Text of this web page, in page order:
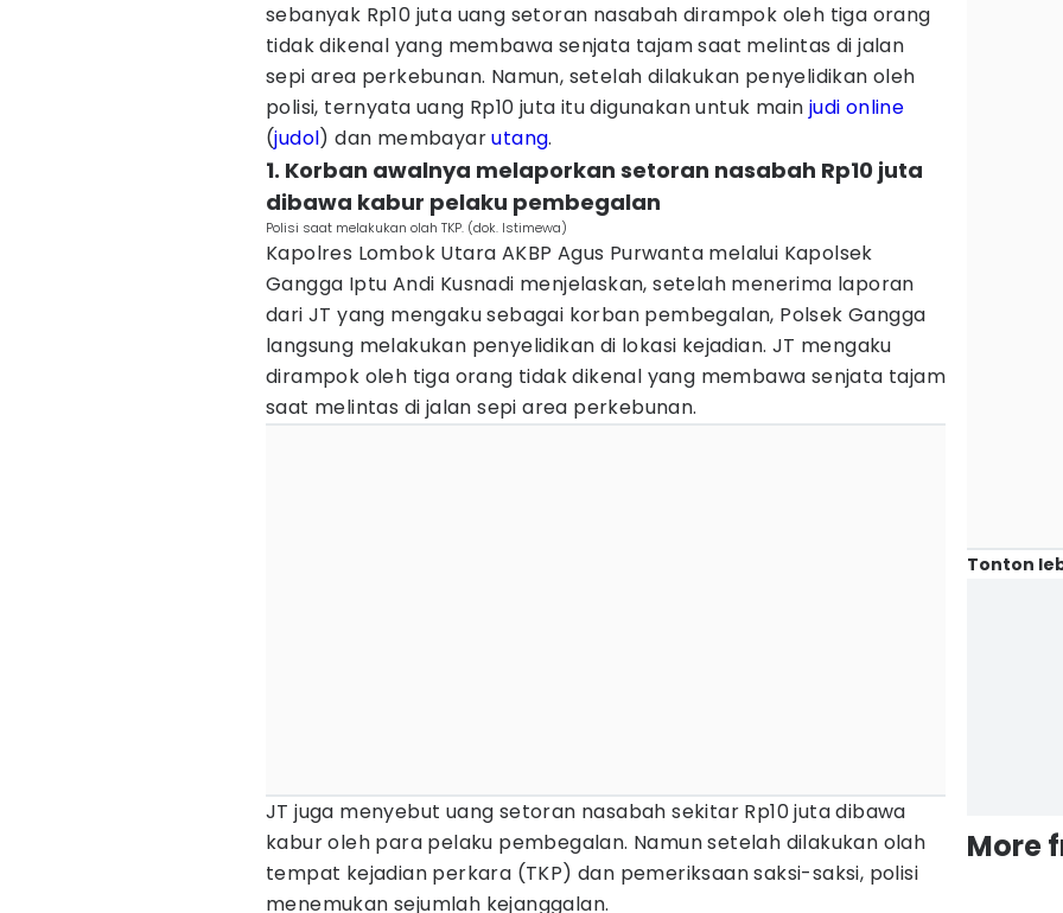
sebanyak Rp10 juta uang setoran nasabah dirampok oleh tiga orang
tidak dikenal yang membawa senjata tajam saat melintas di jalan
sepi area perkebunan. Namun, setelah dilakukan penyelidikan oleh
polisi, ternyata uang Rp10 juta itu digunakan untuk main judi online
(judol) dan membayarutang.
1. Korban awalnya melaporkan setoran nasabah Rp10 juta
dibawa kabur pelaku pembegalan
Polisi saat melakukan olah TKP. (dok. Istimewa)
Kapolres Lombok Utara AKBP Agus Purwanta melalui Kapolsek
Gangga Iptu Andi Kusnadi menjelaskan, setelah menerima laporan
dari JT yang mengaku sebagai korban pembegalan, Polsek Gangga
langsung melakukan penyelidikan di lokasi kejadian. JT mengaku
dirampok oleh tiga orang tidak dikenal yang membawa senjata tajam
saat melintas di jalan sepi area perkebunan.
JT juga menyebut uang setoran nasabah sekitar Rp10 juta dibawa
kabur oleh para pelaku pembegalan. Namun setelah dilakukan olah
tempat kejadian perkara (TKP) dan pemeriksaan saksi-saksi, polisi
menemukan sejumlah kejanggalan.
Tonton
More